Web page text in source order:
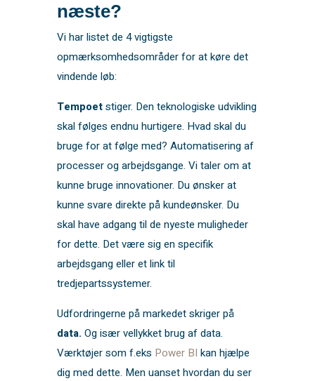
næste?
Vi har listet de 4 vigtigste
opmærksomhedsområder for at køre det
vindende løb:
Tempoetstiger. Den teknologiske udvikling
skal følges endnu hurtigere. Hvad skal du
bruge for at følge med? Automatisering af
processer og arbejdsgange. Vi taler om at
kunne bruge innovationer. Du ønsker at
kunne svare direkte på kundeønsker. Du
skal have adgang til de nyeste muligheder
for dette. Det være sig en specifik
arbejdsgang eller et link til
tredjepartssystemer.
Udfordringerne på markedet skriger på
data. Og især vellykket brug af data.
Værktøjer som f.eks Power BI kan hjælpe
dig med dette. Men uanset hvordan du ser